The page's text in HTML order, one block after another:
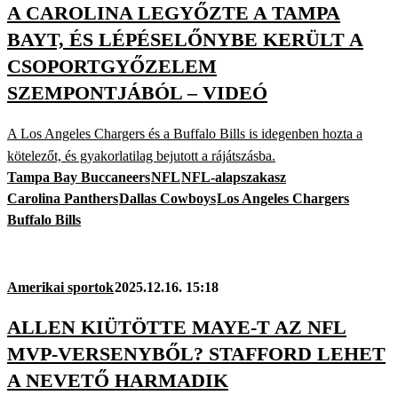
A CAROLINA LEGYŐZTE A TAMPA
BAYT, ÉS LÉPÉSELŐNYBE KERÜLT A
CSOPORTGYŐZELEM
SZEMPONTJÁBÓL – VIDEÓ
A Los Angeles Chargers és a Buffalo Bills is idegenben hozta a
kötelezőt, és gyakorlatilag bejutott a rájátszásba.
Tampa Bay BuccaneersNFLNFL-alapszakasz
Carolina PanthersDallas CowboysLos Angeles Chargers
Buffalo Bills
Amerikai sportok2025.12.16. 15:18
ALLEN KIÜTÖTTE MAYE-T AZ NFL
MVP-VERSENYBŐL? STAFFORD LEHET
A NEVETŐ HARMADIK